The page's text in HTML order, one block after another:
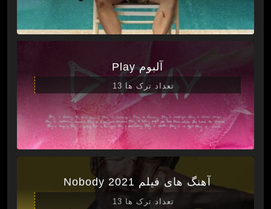
آلبوم Play
تعداد ترک ها 13
آهنگ های فیلم Nobody 2021
تعداد ترک ها 13